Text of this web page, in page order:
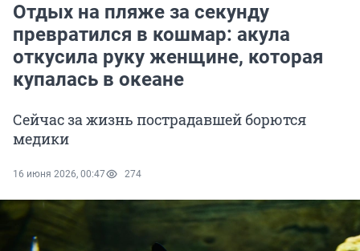
Отдых на пляже за секунду
превратился в кошмар: акула
откусила руку женщине, которая
купалась в океане
Сейчас за жизнь пострадавшей борются
медики
16 июня 2026, 00:47 274